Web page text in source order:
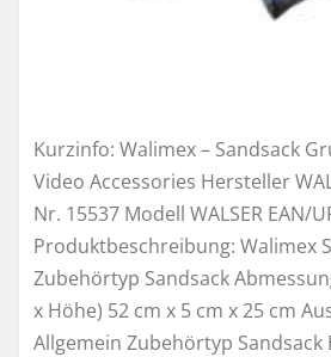
Kurzinfo: Walimex – Sandsack
Video Accessories Hersteller
Nr. 15537 Modell WALSER EAN/
Produktbeschreibung: Walimex
Zubehörtyp Sandsack
x Höhe) 52 cm x 5 cm x 25 cm
Allgemein Zubehörtyp Sandsack